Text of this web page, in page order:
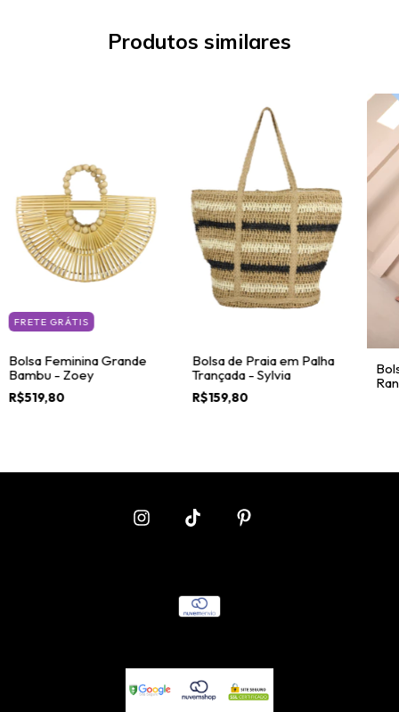
Produtos similares
FRETE GRÁTIS
Bolsa Feminina Grande
Bambu - Zoey
R$519,80
Bolsa de Praia em Palha
Trançada - Sylvia
R$159,80